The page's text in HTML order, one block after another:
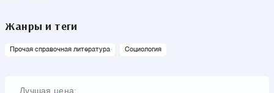
Жанры и теги
Прочая справочная литература Социология
Лучшая цена: